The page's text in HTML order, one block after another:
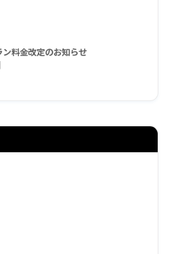
ン料金改定のお知らせ